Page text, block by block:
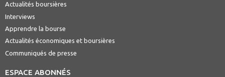
Actualités boursières
Interviews
Apprendre la bourse
Actualités économiques et boursières
Communiqués de presse
ESPACE ABONNÉS